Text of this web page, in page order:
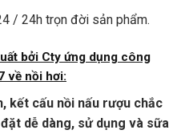
/ 24h trọn đời sản phẩm.
bởi​ Cty ứng dụng công
về nồi hơi:
kết cấu nồi nấu rượu chắc
dễ dàng, sử dụng và sữa